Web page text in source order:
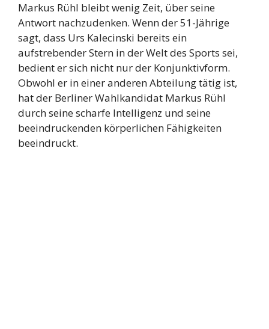
Markus Rühl bleibt wenig Zeit, über seine
Antwort nachzudenken. Wenn der 51-Jährige
sagt, dass Urs Kalecinski bereits ein
aufstrebender Stern in der Welt des Sports sei,
bedient er sich nicht nur der Konjunktivform.
Obwohl er in einer anderen Abteilung tätig ist,
hat der Berliner Wahlkandidat Markus Rühl
durch seine scharfe Intelligenz und seine
beeindruckenden körperlichen Fähigkeiten
beeindruckt.